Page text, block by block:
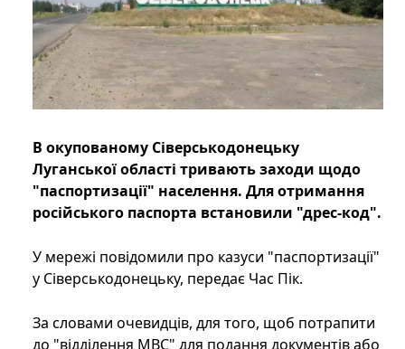
В окупованому Сіверськодонецьку
Луганської області тривають заходи щодо
"паспортизації" населення. Для отримання
російського паспорта встановили "дрес-код".
У мережі повідомили про казуси "паспортизації"
у Сіверськодонецьку, передає Час Пік.
За словами очевидців, для того, щоб потрапити
до "відділення МВС" для подання документів або